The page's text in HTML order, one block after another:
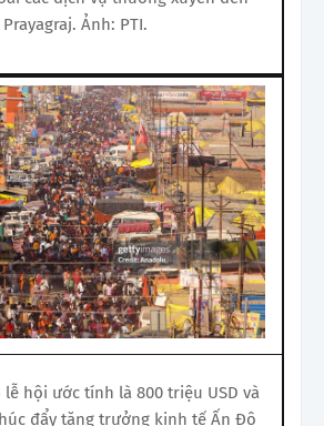
Prayagraj. Ảnh: PTI.
lễ hội ước tính là 800 triệu USD và
đẩy tăng trưởng kinh tế Ấn Độ